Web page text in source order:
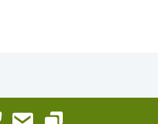
BlueskyE-Mail